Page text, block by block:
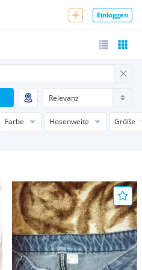
Einloggen
Farbe Hosenweite
Größe